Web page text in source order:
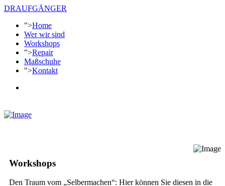
DRAUFGÄNGER
">Home
Wer wir sind
Workshops
">Repair
Maßschuhe
">Kontakt
Workshops
Den Traum vom „Selbermachen“: Hier können Sie diesen in die